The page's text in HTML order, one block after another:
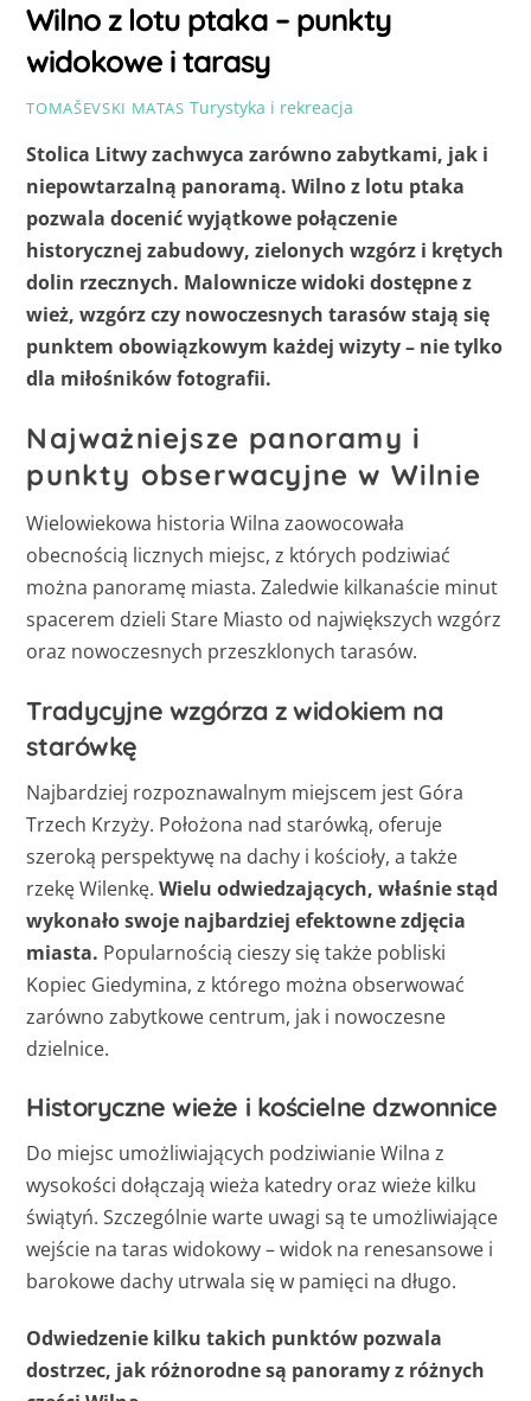
Wilno z lotu ptaka – punkty
widokowe i tarasy
TOMAŠEVSKI MATAS Turystyka i rekreacja
Stolica Litwy zachwyca zarówno zabytkami, jak i
niepowtarzalną panoramą. Wilno z lotu ptaka
pozwala docenić wyjątkowe połączenie
historycznej zabudowy, zielonych wzgórz i krętych
dolin rzecznych. Malownicze widoki dostępne z
wież, wzgórz czy nowoczesnych tarasów stają się
punktem obowiązkowym każdej wizyty – nie tylko
dla miłośników fotografii.
Najważniejsze panoramy i
punkty obserwacyjne w Wilnie
Wielowiekowa historia Wilna zaowocowała
obecnością licznych miejsc, z których podziwiać
można panoramę miasta. Zaledwie kilkanaście minut
spacerem dzieli Stare Miasto od największych wzgórz
oraz nowoczesnych przeszklonych tarasów.
Tradycyjne wzgórza z widokiem na
starówkę
Najbardziej rozpoznawalnym miejscem jest Góra
Trzech Krzyży. Położona nad starówką, oferuje
szeroką perspektywę na dachy i kościoły, a także
rzekę Wilenkę.Wielu odwiedzających, właśnie stąd
wykonało swoje najbardziej efektowne zdjęcia
miasta. Popularnością cieszy się także pobliski
Kopiec Giedymina, z którego można obserwować
zarówno zabytkowe centrum, jak i nowoczesne
dzielnice.
Historyczne wieże i kościelne dzwonnice
Do miejsc umożliwiających podziwianie Wilna z
wysokości dołączają wieża katedry oraz wieże kilku
świątyń. Szczególnie warte uwagi są te umożliwiające
wejście na taras widokowy – widok na renesansowe i
barokowe dachy utrwala się w pamięci na długo.
Odwiedzenie kilku takich punktów pozwala
dostrzec, jak różnorodne są panoramy z różnych